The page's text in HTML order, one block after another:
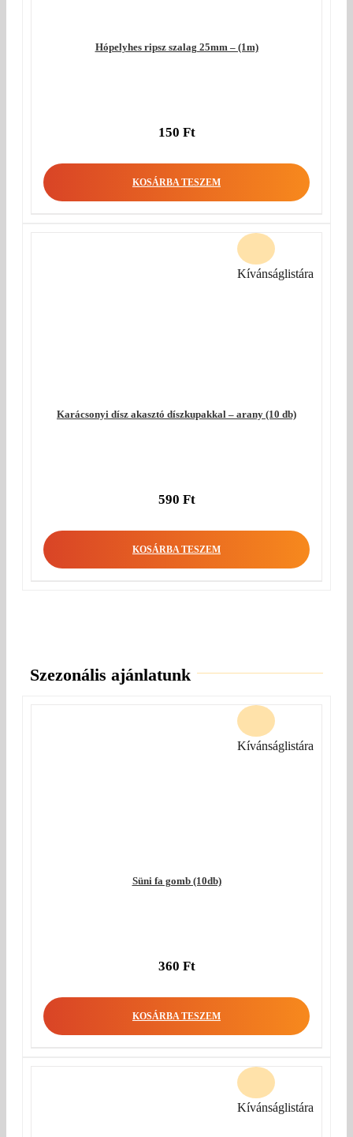
Hópelyhes ripsz szalag 25mm – (1m)
150 Ft
KOSÁRBA TESZEM
Karácsonyi dísz akasztó díszkupakkal – arany (10 db)
590 Ft
KOSÁRBA TESZEM
Kívánságlistára
Szezonális ajánlatunk
Süni fa gomb (10db)
360 Ft
KOSÁRBA TESZEM
Kívánságlistára
Kívánságlistára